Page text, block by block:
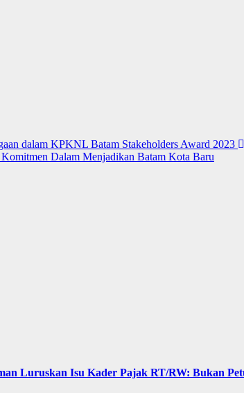
dalam KPKNL Batam Stakeholders Award 2023
Dalam Menjadikan Batam Kota Baru
Luruskan Isu Kader Pajak RT/RW: Bukan